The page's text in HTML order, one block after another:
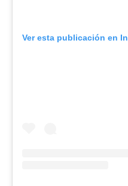
Ver esta publicación en